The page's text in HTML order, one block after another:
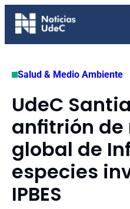
Saltar
Salud & Medio Ambiente
UdeC
anfitrión de
global de
especies
IPBES